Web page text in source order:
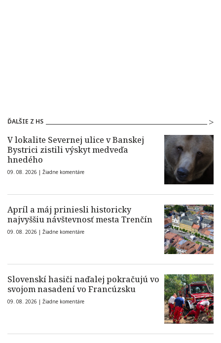
ĎALŠIE Z HS
V lokalite Severnej ulice v Banskej
Bystrici zistili výskyt medveďa
hnedého
09. 08. 2026 | Žiadne komentáre
Apríl a máj priniesli historicky
najvyššiu návštevnosť mesta Trenčín
09. 08. 2026 | Žiadne komentáre
Slovenskí hasiči naďalej pokračujú vo
svojom nasadení vo Francúzsku
09. 08. 2026 | Žiadne komentáre